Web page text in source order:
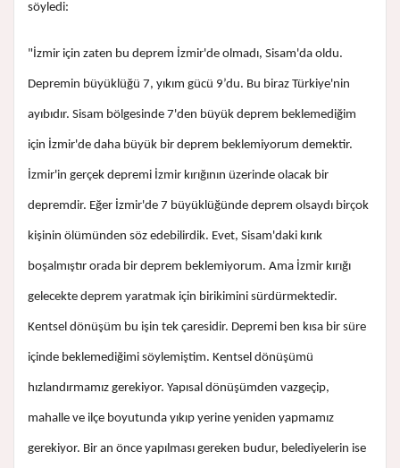
söyledi:
"İzmir için zaten bu deprem İzmir'de olmadı, Sisam'da oldu.
Depremin büyüklüğü 7, yıkım gücü 9’du. Bu biraz Türkiye'nin
ayıbıdır. Sisam bölgesinde 7'den büyük deprem beklemediğim
için İzmir'de daha büyük bir deprem beklemiyorum demektir.
İzmir'in gerçek depremi İzmir kırığının üzerinde olacak bir
depremdir. Eğer İzmir'de 7 büyüklüğünde deprem olsaydı birçok
kişinin ölümünden söz edebilirdik. Evet, Sisam'daki kırık
boşalmıştır orada bir deprem beklemiyorum. Ama İzmir kırığı
gelecekte deprem yaratmak için birikimini sürdürmektedir.
Kentsel dönüşüm bu işin tek çaresidir. Depremi ben kısa bir süre
içinde beklemediğimi söylemiştim. Kentsel dönüşümü
hızlandırmamız gerekiyor. Yapısal dönüşümden vazgeçip,
mahalle ve ilçe boyutunda yıkıp yerine yeniden yapmamız
gerekiyor. Bir an önce yapılması gereken budur, belediyelerin ise